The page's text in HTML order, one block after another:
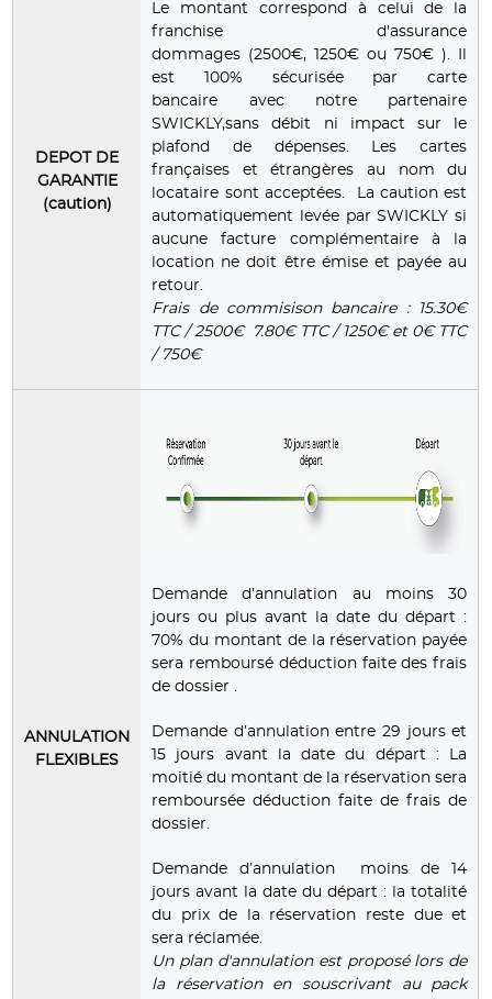
DEPOT DE
GARANTIE
(caution)
Le montant correspond à celui de la
franchise d'assurance
dommages (2500€, 1250€ ou 750€ ). Il
est 100% sécurisée par carte
bancaire avec notre partenaire
SWICKLY,sans débit ni impact sur le
plafond de dépenses. Les cartes
françaises et étrangères au nom du
locataire sont acceptées. La caution est
automatiquement levée par SWICKLY si
aucune facture complémentaire à la
location ne doit être émise et payée au
retour.
Frais de commisison bancaire : 15.30€
TTC / 2500€ 7.80€ TTC / 1250€ et 0€ TTC
/ 750€
ANNULATION
FLEXIBLES
Demande d’annulation au moins 30
jours ou plus avant la date du départ :
70% du montant de la réservation payée
sera remboursé déduction faite des frais
de dossier .
Demande d’annulation entre 29 jours et
15 jours avant la date du départ : La
moitié du montant de la réservation sera
remboursée déduction faite de frais de
dossier.
Demande d’annulation moins de 14
jours avant la date du départ : la totalité
du prix de la réservation reste due et
sera réclamée.
Un plan d'annulation est proposé lors de
la réservation en souscrivant au pack